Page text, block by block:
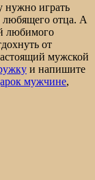
нужно играть
любящего отца. А
любимого
от
мужской
и напишите
мужчине,